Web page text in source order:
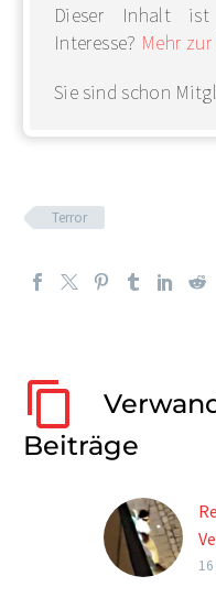
Dieser Inhalt ist
Interesse? Mehr
Sie sind schon
Terror
Beiträge